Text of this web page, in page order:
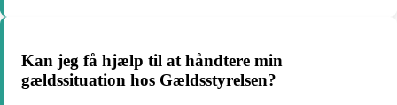
Kan jeg få hjælp til at håndtere min
gældssituation hos Gældsstyrelsen?